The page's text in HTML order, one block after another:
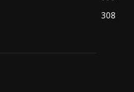
308